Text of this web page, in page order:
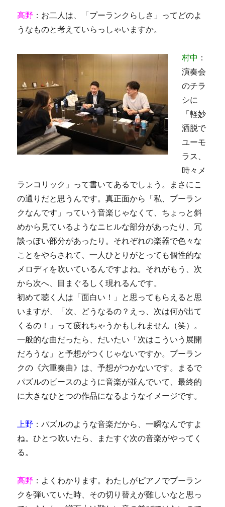
高野 ：お二人は、「プーランクらしさ」ってどのよ
うなものと考えていらっしゃいますか。
村中 ：
演奏会
のチラ
シに
「軽妙
洒脱で
ユーモ
ラス、
時々メ
ランコリック」って書いてあるでしょう。まさにこ
の通りだと思うんです。真正面から「私、プーラン
クなんです」っていう音楽じゃなくて、ちょっと斜
めから見ているようなニヒルな部分があったり、冗
談っぽい部分があったり。それぞれの楽器で色々な
ことをやらされて、一人ひとりがとっても個性的な
メロディを吹いているんですよね。それがもう、次
から次へ、目まぐるしく現れるんです。
初めて聴く人は「面白い！」と思ってもらえると思
いますが、「次、どうなるの？えっ、次は何が出て
くるの！」って疲れちゃうかもしれません（笑）。
一般的な曲だったら、だいたい「次はこういう展開
だろうな」と予想がつくじゃないですか。プーラン
クの《六重奏曲》は、予想がつかないです。まるで
パズルのピースのように音楽が並んでいて、最終的
に大きなひとつの作品になるようなイメージです。
上野 ：パズルのような音楽だから、一瞬なんですよ
ね。ひとつ吹いたら、またすぐ次の音楽がやってく
る。
高野 ：よくわかります。わたしがピアノでプーラン
クを弾いていた時、その切り替えが難しいなと思っ